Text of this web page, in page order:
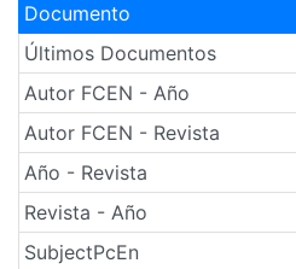
Documento
Últimos Documentos
Autor FCEN - Año
Autor FCEN - Revista
Año - Revista
Revista - Año
SubjectPcEn